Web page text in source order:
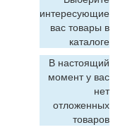
интересующие
вас товары в
каталоге
В настоящий
момент у вас
нет
отложенных
товаров